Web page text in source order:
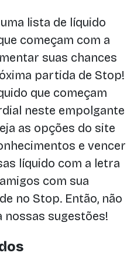
lista de líquido
começam com a
suas chances
partida de Stop!
que começam
neste empolgante
as opções do site
e vencer
líquido com a letra
com sua
no Stop. Então, não
sugestões!